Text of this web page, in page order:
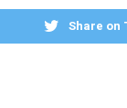
Share on